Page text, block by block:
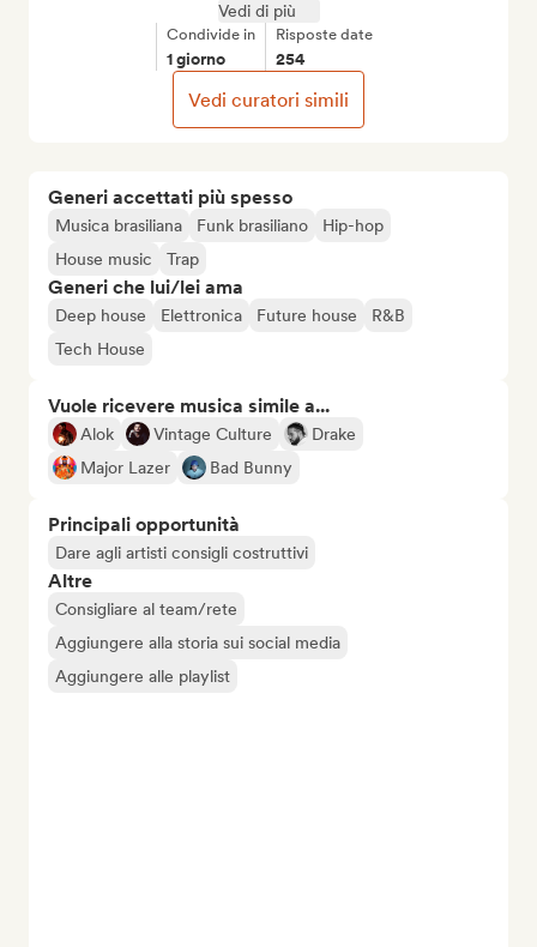
Generi accettati più spesso
Musica brasiliana Funk brasiliano
Hip-hop
House music
Trap
Generi che lui/lei ama
Deep house Elettronica Future house
R&B
Tech House
Vuole ricevere musica simile a...
Alok Vintage Culture
Drake
Major Lazer
Bad Bunny
Principali opportunità
Dare agli artisti consigli costruttivi
Altre
Consigliare al team/rete
Aggiungere alla storia sui social media
Aggiungere alle playlist
Vedi di più
Condivide in
1 giorno
Risposte date
254
Vedi curatori simili